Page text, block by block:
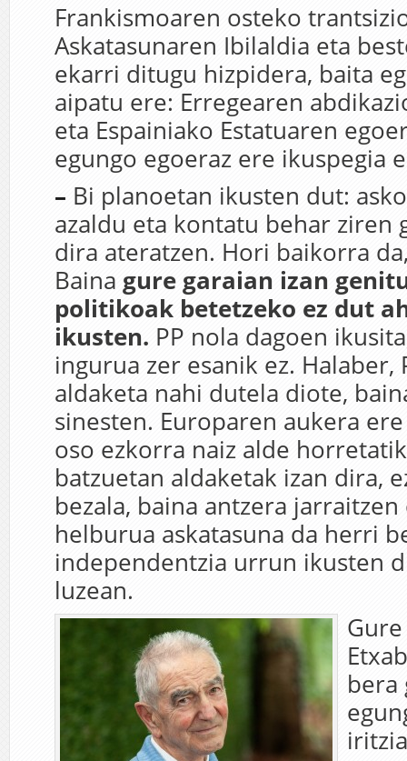
Frankismoaren osteko
Askatasunaren Ibilaldia eta
ekarri ditugu hizpidera, baita
aipatu ere: Erregearen
eta Espainiako Estatuaren
egungo egoeraz ere ikuspegia
– Bi planoetan ikusten dut:
azaldu eta kontatu behar ziren
dira ateratzen. Hori baikorra
Baina gure garaian izan
politikoak betetzeko ez dut
ikusten. PP nola dagoen
ingurua zer esanik ez. Halaber,
aldaketa nahi dutela diote,
sinesten. Europaren aukera
oso ezkorra naiz alde
batzuetan aldaketak izan dira,
bezala, baina antzera
helburua askatasuna da herri
independentzia urrun ikusten
luzean.
bera